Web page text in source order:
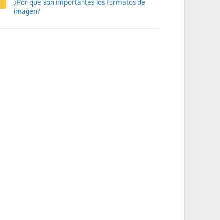
¿Por qué son importantes los formatos de
imagen?